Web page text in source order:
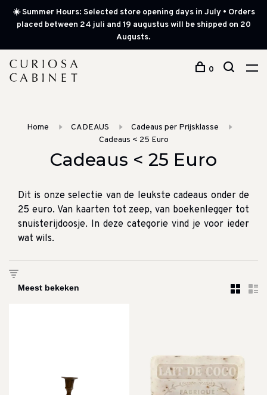
☀️ Summer Hours: Selected store opening days in July • Orders
placed between 24 juli and 19 augustus will be shipped on 20
Augusts.
0
Home CADEAUS
Cadeaus per Prijsklasse
Cadeaus < 25 Euro
Cadeaus < 25 Euro
Dit is onze selectie van de leukste cadeaus onder de
25 euro. Van kaarten tot zeep, van boekenlegger tot
snuisterijdoosje. In deze categorie vind je voor ieder
wat wils.